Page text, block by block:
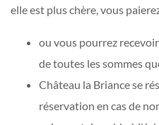
elle est plus chère, vous
ou vous pourrez
de toutes les sommes
Château la Briance se
réservation en cas de